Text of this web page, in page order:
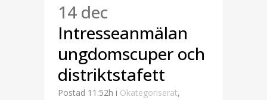
14 dec
Intresseanmälan
ungdomscuper och
distriktstafett
Postad 11:52h i Okategoriserat,